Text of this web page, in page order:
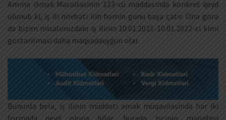
Amma Əmək Məcəlləsinin 113-cü maddəsində konkret qeyd
olunub ki, iş ili növbəti ilin həmin günü başa çatır. Ona görə
də bizim misalımızdakı iş ilinin 10.01.2021-10.01.2022-ci kimi
göstərilməsi daha məqsədəuyğun olar.
Bununla belə, iş ilinin müddəti əmək müqaviləsində hər iki